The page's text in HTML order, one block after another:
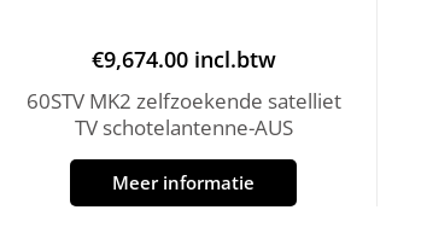
€9,674.00 incl.btw
60STV MK2 zelfzoekende satelliet
TV schotelantenne-AUS
Meer informatie